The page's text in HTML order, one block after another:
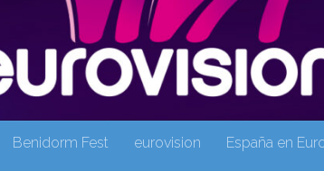
Benidorm Fest eurovision España en